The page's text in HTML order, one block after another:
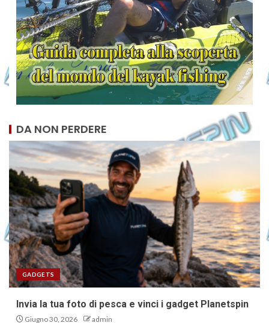
DA NON PERDERE
GADGETS
Invia la tua foto di pesca e vinci i gadget Planetspin
Giugno 30, 2026 admin